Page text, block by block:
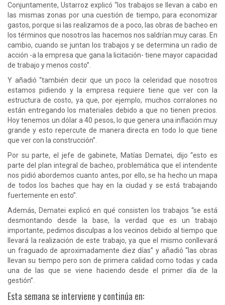
Conjuntamente, Ustarroz explicó “los trabajos se llevan a cabo en
las mismas zonas por una cuestión de tiempo, para economizar
gastos, porque si las realizamos de a poco, las obras de bacheo en
los términos que nosotros las hacemos nos saldrían muy caras. En
cambio, cuando se juntan los trabajos y se determina un radio de
acción -a la empresa que gana la licitación- tiene mayor capacidad
de trabajo y menos costo”.
Y añadió “también decir que un poco la celeridad que nosotros
estamos pidiendo y la empresa requiere tiene que ver con la
estructura de costo, ya que, por ejemplo, muchos corralones no
están entregando los materiales debido a que no tienen precios.
Hoy tenemos un dólar a 40 pesos, lo que genera una inflación muy
grande y esto repercute de manera directa en todo lo que tiene
que ver con la construcción”.
Por su parte, el jefe de gabinete, Matías Dematei, dijo “esto es
parte del plan integral de bacheo, problemática que el intendente
nos pidió abordemos cuanto antes, por ello, se ha hecho un mapa
de todos los baches que hay en la ciudad y se está trabajando
fuertemente en esto”.
Además, Dematei explicó en qué consisten los trabajos “se está
desmontando desde la base, la verdad que es un trabajo
importante, pedimos disculpas a los vecinos debido al tiempo que
llevará la realización de este trabajo, ya que el mismo conllevará
un fraguado de aproximadamente diez días” y añadió “las obras
llevan su tiempo pero son de primera calidad como todas y cada
una de las que se viene haciendo desde el primer día de la
gestión”.
Esta semana se interviene y continúa en: